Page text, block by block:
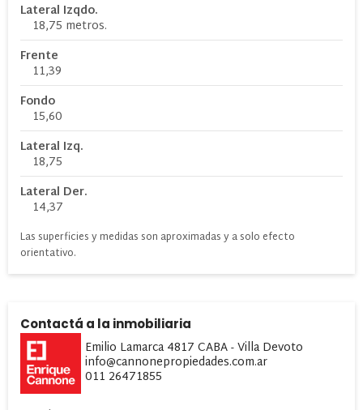
Lateral Izqdo.
18,75 metros.
Frente
11,39
Fondo
15,60
Lateral Izq.
18,75
Lateral Der.
14,37
Las superficies y medidas son aproximadas y a solo efecto
orientativo.
Contactá a la inmobiliaria
Emilio Lamarca 4817 CABA - Villa Devoto
info@cannonepropiedades.com.ar
011 26471855